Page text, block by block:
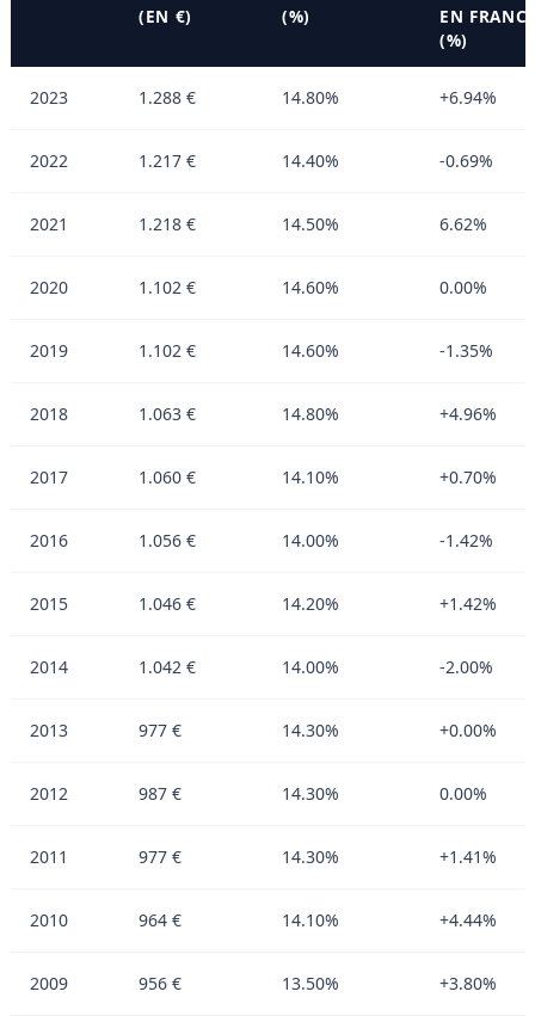
(EN €)
(%)
EN
(%)
2023 1.288 € 14.80% +6.94%
2022 1.217 € 14.40% -0.69%
2021 1.218 € 14.50% 6.62%
2020 1.102 € 14.60% 0.00%
2019 1.102 € 14.60% -1.35%
2018 1.063 € 14.80% +4.96%
2017 1.060 € 14.10% +0.70%
2016 1.056 € 14.00% -1.42%
2015 1.046 € 14.20% +1.42%
2014 1.042 € 14.00% -2.00%
2013 977 € 14.30% +0.00%
2012 987 € 14.30% 0.00%
2011 977 € 14.30% +1.41%
2010 964 € 14.10% +4.44%
2009 956 € 13.50% +3.80%